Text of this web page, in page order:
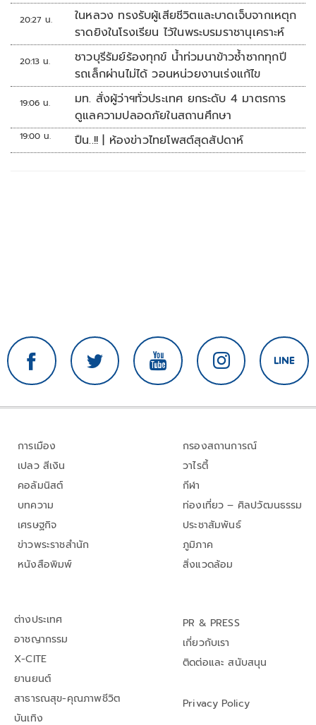
20:27 น.
ในหลวง ทรงรับผู้เสียชีวิตและบาดเจ็บจากเหตุก
ราดยิงในโรงเรียน ไว้ในพระบรมราชานุเคราะห์
20:13 น.
ชาวบุรีรัมย์ร้องทุกข์ น้ำท่วมนาข้าวซ้ำซากทุกปี
รถเล็กผ่านไม่ได้ วอนหน่วยงานเร่งแก้ไข
19:06 น.
มท. สั่งผู้ว่าฯทั่วประเทศ ยกระดับ 4 มาตรการ
ดูแลความปลอดภัยในสถานศึกษา
19:00 น. ปืน..!! | ห้องข่าวไทยโพสต์สุดสัปดาห์
การเมือง
เปลว สีเงิน
คอลัมนิสต์
บทความ
เศรษฐกิจ
ข่าวพระราชสำนัก
หนังสือพิมพ์
กรองสถานการณ์
วาไรตี้
กีฬา
ท่องเที่ยว – ศิลปวัฒนธรรม
ประชาสัมพันธ์
ภูมิภาค
สิ่งแวดล้อม
ต่างประเทศ
อาชญากรรม
X-CITE
ยานยนต์
สาธารณสุข-คุณภาพชีวิต
บันเทิง
PR & PRESS
เกี่ยวกับเรา
ติดต่อและ สนับสนุน
Privacy Policy